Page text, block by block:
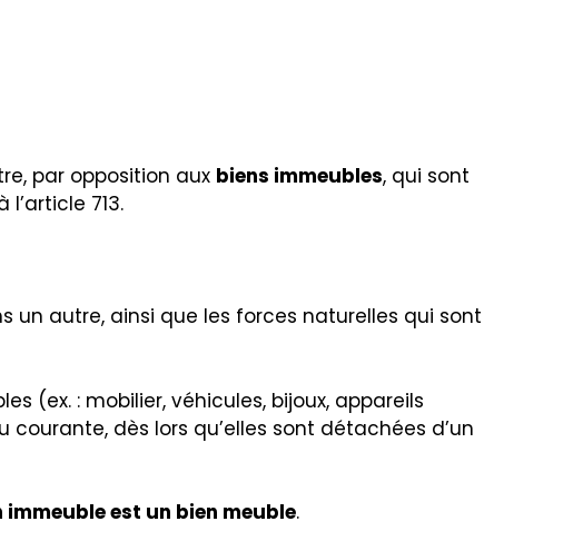
par opposition aux biens immeubles, qui sont
713.
un autre, ainsi que les forces naturelles qui sont
(ex. : mobilier, véhicules, bijoux, appareils
dès lors qu’elles sont détachées d’un
est un bien meuble.